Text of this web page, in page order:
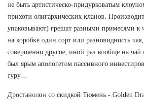
не быть артистическо-придурковатым
прихоти олигархических кланов.
упаковывают) грешат разными примесями к
на коробке один сорт или разновидность
совершенно другое, иной раз вообще на чай
был ярым апологетом пассивного
гуру...
Дростанолон со скидкой Тюмень - Golden